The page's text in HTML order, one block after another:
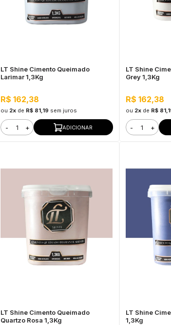
LT Shine Cimento Queimado
Larimar 1,3Kg
R$ 162,38
ou 2x de R$ 81,19 sem juros
- + ADICIONAR
LT Shine
Grey 1,3Kg
R$ 162,38
ou 2xde R$
- +
LT Shine Cimento Queimado
Quartzo Rosa 1,3Kg
LT Shine
1,3Kg